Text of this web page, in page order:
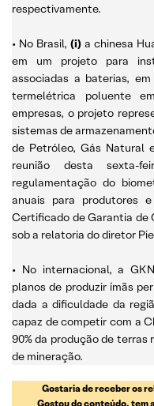
respectivamente.
• No Brasil, (i) a chinesa
em um projeto para
associadas a ⁠baterias,
termelétrica poluente
empresas, o projeto
sistemas de
de Petróleo, Gás Natural
reunião desta sexta-
regulamentação do
anuais para produtores
Certificado de Garantia de
sob a relatoria do diretor
• No internacional, a
planos de produzir ímãs
dada a dificuldade da
capaz de competir com a
90% da produção de terras
de mineração.
Gostaria de receber os
Gostou do conteúdo, tem